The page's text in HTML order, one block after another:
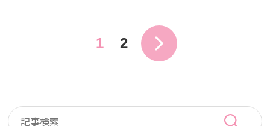
1 2